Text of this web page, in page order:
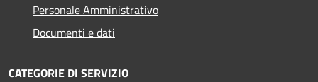
Personale Amministrativo
Documenti e dati
CATEGORIE DI SERVIZIO